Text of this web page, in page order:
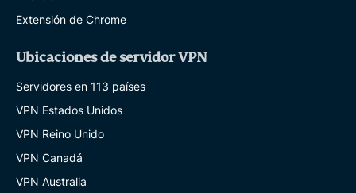
Extensión de Chrome
Ubicaciones de servidor VPN
Servidores en 113 países
VPN Estados Unidos
VPN Reino Unido
VPN Canadá
VPN Australia